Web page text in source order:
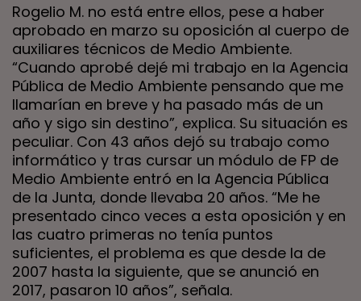
Rogelio M. no está entre ellos, pese a haber
aprobado en marzo su oposición al cuerpo de
auxiliares técnicos de Medio Ambiente.
“Cuando aprobé dejé mi trabajo en la Agencia
Pública de Medio Ambiente pensando que me
llamarían en breve y ha pasado más de un
año y sigo sin destino”, explica. Su situación es
peculiar. Con 43 años dejó su trabajo como
informático y tras cursar un módulo de FP de
Medio Ambiente entró en la Agencia Pública
de la Junta, donde llevaba 20 años. “Me he
presentado cinco veces a esta oposición y en
las cuatro primeras no tenía puntos
suficientes, el problema es que desde la de
2007 hasta la siguiente, que se anunció en
2017, pasaron 10 años”, señala.